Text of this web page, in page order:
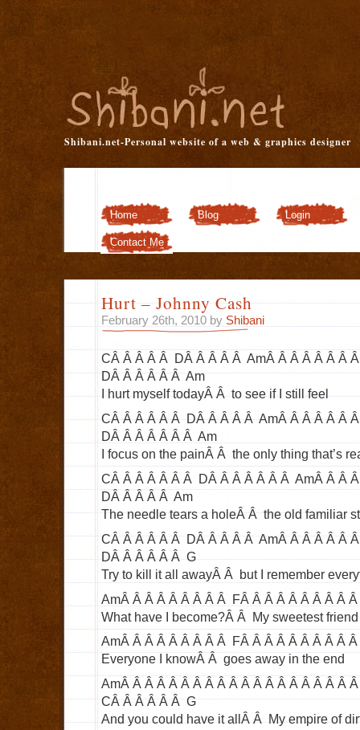
Shibani.net-Personal website of a web & graphics designer
Home Blog
Login
Contact Me
Hurt – Johnny Cash
February 26th, 2010 by Shibani
CÂ Â Â Â Â DÂ Â Â Â Â AmÂ Â Â Â Â Â Â
DÂ Â Â Â Â Â Am
I hurt myself todayÂ Â to see if I still feel
CÂ Â Â Â Â Â DÂ Â Â Â Â AmÂ Â Â Â Â Â
DÂ Â Â Â Â Â Â Am
I focus on the painÂ Â the only thing that’s
CÂ Â Â Â Â Â Â DÂ Â Â Â Â Â Â AmÂ Â Â
DÂ Â Â Â Â Am
The needle tears a holeÂ Â the old familiar
CÂ Â Â Â Â Â DÂ Â Â Â Â AmÂ Â Â Â Â Â
DÂ Â Â Â Â Â G
Try to kill it all awayÂ Â but I remember
AmÂ Â Â Â Â Â Â Â Â FÂ Â Â Â Â Â Â Â Â
What have I become?Â Â My sweetest friend
AmÂ Â Â Â Â Â Â Â Â FÂ Â Â Â Â Â Â Â Â
Everyone I knowÂ Â goes away in the end
AmÂ Â Â Â Â Â Â Â Â Â Â Â Â Â Â Â Â Â Â
CÂ Â Â Â Â Â G
And you could have it allÂ Â My empire of